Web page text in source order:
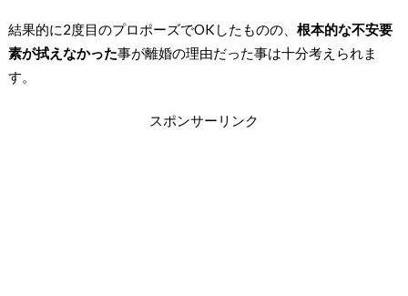
結果的に2度目のプロポーズでOKしたものの、 根本的な不安要
素が拭えなかった事が離婚の理由だった事は十分考えられま
す。
スポンサーリンク